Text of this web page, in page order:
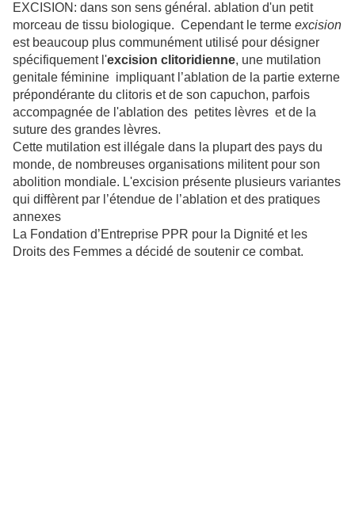
EXCISION: dans son sens général. ablation d'un petit
morceau de tissu biologique. Cependant le terme excision
est beaucoup plus communément utilisé pour désigner
spécifiquement l'excision clitoridienne, une mutilation
genitale féminine impliquant l’ablation de la partie externe
prépondérante du clitoris et de son capuchon, parfois
accompagnée de l'ablation des petites lèvres et de la
suture des grandes lèvres.
Cette mutilation est illégale dans la plupart des pays du
monde, de nombreuses organisations militent pour son
abolition mondiale. L'excision présente plusieurs variantes
qui diffèrent par l’étendue de l’ablation et des pratiques
annexes
La Fondation d’Entreprise PPR pour la Dignité et les
Droits des Femmes a décidé de soutenir ce combat.